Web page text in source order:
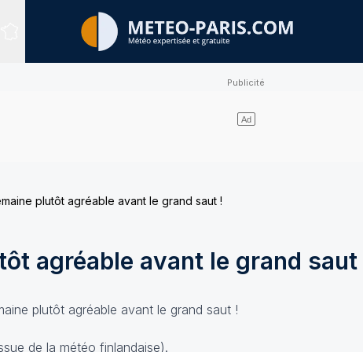
Sites expertisés
plutôt agréable avant le grand saut !
agréable avant le grand saut
de la météo finlandaise).